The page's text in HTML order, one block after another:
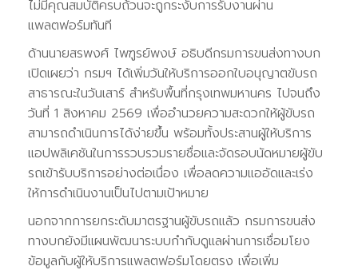
ไม่มีคุณสมบัติครบถ้วนจะถูกระงับการรับงานผ่าน
แพลตฟอร์มทันที
ด้านนายสรพงศ์ ไพฑูรย์พงษ์ อธิบดีกรมการขนส่งทางบก
เปิดเผยว่า กรมฯ ได้เพิ่มวันให้บริการออกใบอนุญาตขับรถ
สาธารณะในวันเสาร์ สำหรับพื้นที่กรุงเทพมหานคร ไปจนถึง
วันที่ 1 สิงหาคม 2569 เพื่ออำนวยความสะดวกให้ผู้ขับรถ
สามารถดำเนินการได้ง่ายขึ้น พร้อมทั้งประสานผู้ให้บริการ
แอปพลิเคชันในการรวบรวมรายชื่อและจัดรอบนัดหมายผู้ขับ
รถเข้ารับบริการอย่างต่อเนื่อง เพื่อลดความแออัดและเร่ง
ให้การดำเนินงานเป็นไปตามเป้าหมาย
นอกจากการยกระดับมาตรฐานผู้ขับรถแล้ว กรมการขนส่ง
ทางบกยังมีแผนพัฒนาระบบกำกับดูแลผ่านการเชื่อมโยง
ข้อมูลกับผู้ให้บริการแพลตฟอร์มโดยตรง เพื่อเพิ่ม